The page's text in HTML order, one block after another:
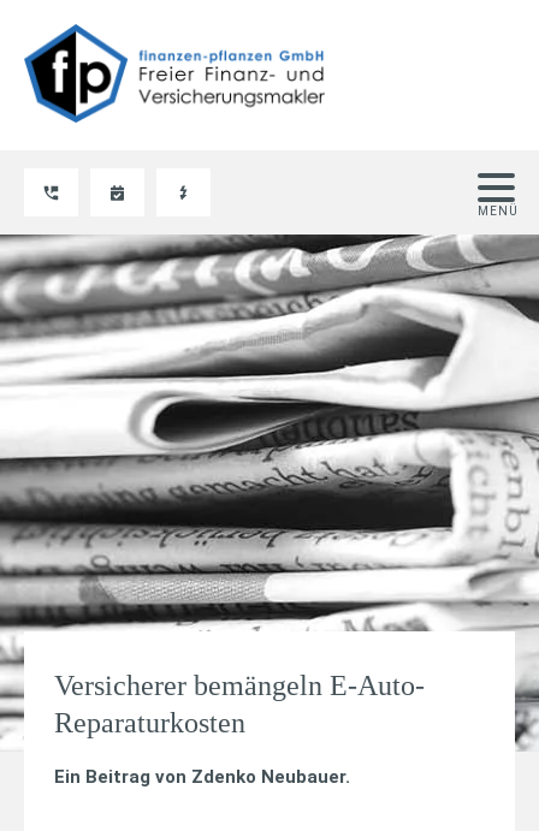
Versicherer bemängeln E-Auto-
Reparaturkosten
Ein Beitrag von Zdenko Neubauer.